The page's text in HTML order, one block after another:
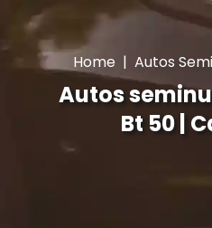
Home | Autos
Autos
Bt 50 |